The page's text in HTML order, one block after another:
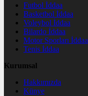
Futbol İddaa
Basketbol İddaa
Voleybol İddaa
Bilardo İddaa
Motor Sporları İddaa
Tenis İddaa
Kurumsal
Hakkımızda
Künye